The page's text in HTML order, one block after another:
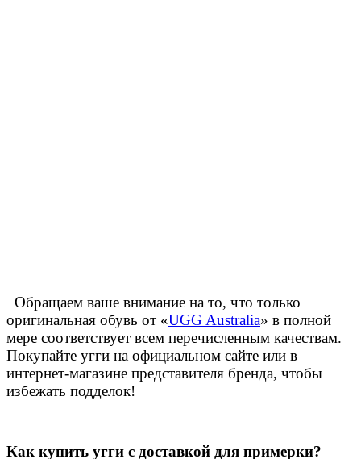
Обращаем ваше внимание на то, что только
оригинальная обувь от «UGG Australia» в полной
мере соответствует всем перечисленным качествам.
Покупайте угги на официальном сайте или в
интернет-магазине представителя бренда, чтобы
избежать подделок!
Как купить угги с доставкой для примерки?